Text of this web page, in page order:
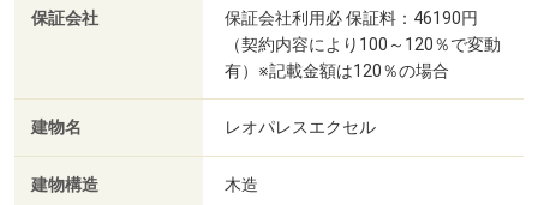
保証会社
保証会社利用必 保証料：46190円
（契約内容により100～120％で変動
有）※記載金額は120％の場合
建物名 レオパレスエクセル
建物構造 木造